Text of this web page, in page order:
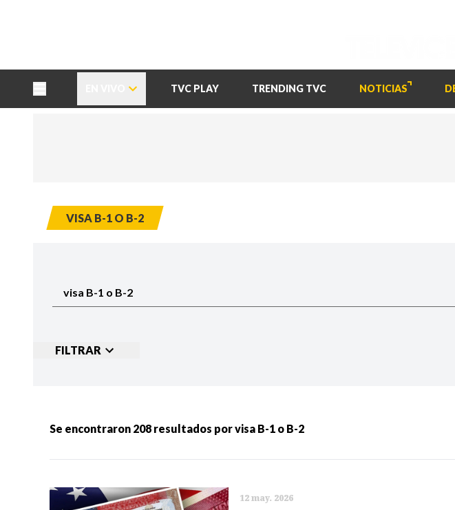
TVC PLAY TRENDING TVC NOTICIAS
VISA B-1 O B-2
FILTRAR
Categorias: NOTICIAS SERIES
Se encontraron 208 resultados porvisa B-1 o B-2
12 may. 2026